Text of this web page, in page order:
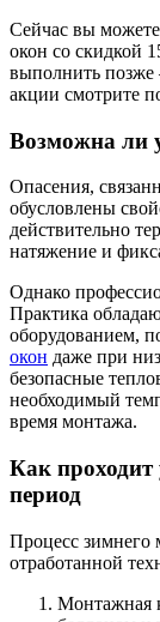
Сейчас вы можете
окон со скидкой
выполнить
акции смотрите
Возможна ли
Опасения,
обусловлены
действительно
натяжение и
Однако
Практика
оборудованием,
окон даже при
безопасные
необходимый
время монтажа.
Как проходит
период
Процесс зимнего
отработанной
Монтажная